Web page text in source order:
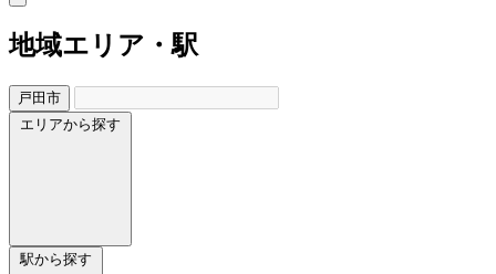
地域エリア・駅
戸田市
エリアから探す
駅から探す